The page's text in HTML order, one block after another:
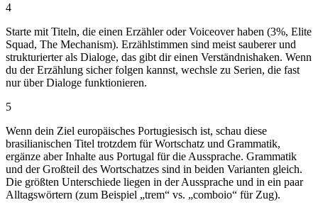
4
Starte mit Titeln, die einen Erzähler oder Voiceover haben (3%, Elite
Squad, The Mechanism). Erzählstimmen sind meist sauberer und
strukturierter als Dialoge, das gibt dir einen Verständnishaken. Wenn
du der Erzählung sicher folgen kannst, wechsle zu Serien, die fast
nur über Dialoge funktionieren.
5
Wenn dein Ziel europäisches Portugiesisch ist, schau diese
brasilianischen Titel trotzdem für Wortschatz und Grammatik,
ergänze aber Inhalte aus Portugal für die Aussprache. Grammatik
und der Großteil des Wortschatzes sind in beiden Varianten gleich.
Die größten Unterschiede liegen in der Aussprache und in ein paar
Alltagswörtern (zum Beispiel „trem“ vs. „comboio“ für Zug).